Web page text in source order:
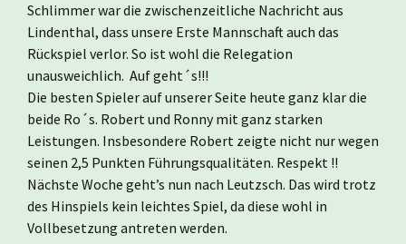
Schlimmer war die zwischenzeitliche Nachricht aus
Lindenthal, dass unsere Erste Mannschaft auch das
Rückspiel verlor. So ist wohl die Relegation
unausweichlich. Auf geht´s!!!
Die besten Spieler auf unserer Seite heute ganz klar die
beide Ro´s. Robert und Ronny mit ganz starken
Leistungen. Insbesondere Robert zeigte nicht nur wegen
seinen 2,5 Punkten Führungsqualitäten. Respekt !!
Nächste Woche geht’s nun nach Leutzsch. Das wird trotz
des Hinspiels kein leichtes Spiel, da diese wohl in
Vollbesetzung antreten werden.